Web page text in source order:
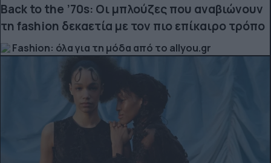
Back to the ’70s: Οι μπλούζες που αναβιώνουν
τη fashion δεκαετία με τον πιο επίκαιρο τρόπο
Fashion: όλα για τη μόδα από το allyou.gr